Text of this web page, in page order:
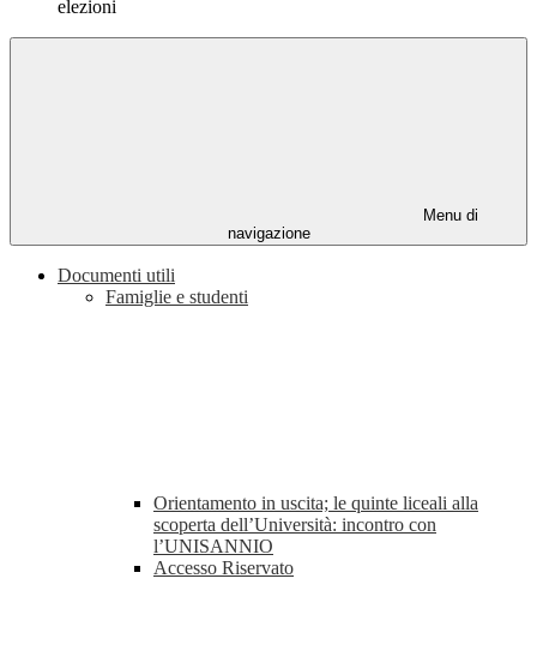
elezioni
Menu di
navigazione
Documenti utili
Famiglie e studenti
Orientamento in uscita; le quinte liceali alla
scoperta dell’Università: incontro con
l’UNISANNIO
Accesso Riservato